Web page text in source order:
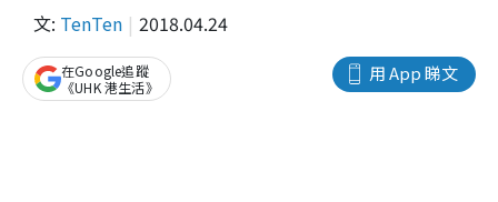
文: TenTen 2018.04.24
用 App 睇文
在Google追蹤
《UHK 港生活》